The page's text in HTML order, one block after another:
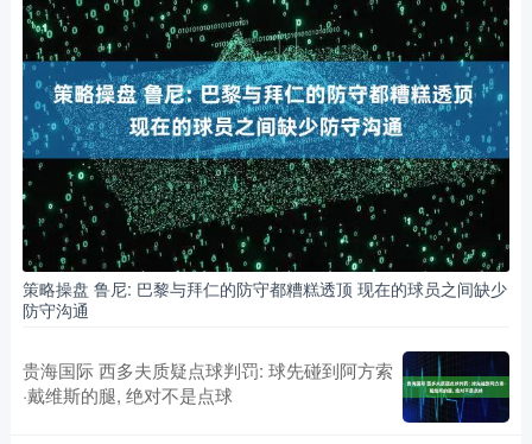
策略操盘 鲁尼: 巴黎与拜仁的防守都糟糕透顶 现在的球员之间缺少
防守沟通
贵海国际 西多夫质疑点球判罚: 球先碰到阿方索
·戴维斯的腿, 绝对不是点球